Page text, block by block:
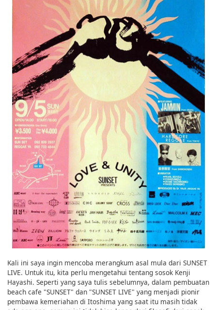
Kali ini saya ingin mencoba merangkum asal mula dari SUNSET
LIVE. Untuk itu, kita perlu mengetahui tentang sosok Kenji
Hayashi. Seperti yang saya tulis sebelumnya, dalam pembuatan
beach cafe "SUNSET" dan "SUNSET LIVE" yang menjadi pionir
pembawa kemeriahan di Itoshima yang saat itu masih tidak